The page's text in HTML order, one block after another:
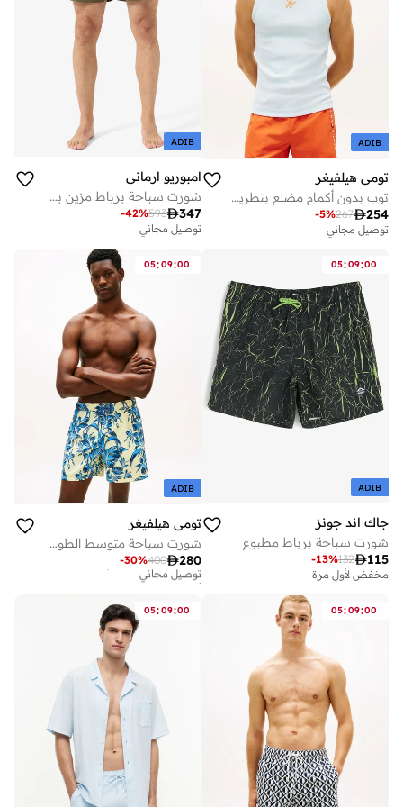
ADIB
تومي هيلفيغر
توب بدون أكمام مضلع بتطريز شعار
254
267
-5%
توصيل مجاني
ADIB
امبوريو ارماني
شورت سباحة برباط مزين بشعار الماركة
347
593
-42%
توصيل مجاني
05:09:00
ADIB
جاك اند جونز
شورت سباحة برباط مطبوع
115
132
-13%
مخفض لأول مرة
05:09:00
ADIB
تومي هيلفيغر
شورت سباحة متوسط الطول بطبعة
280
400
-30%
أفضل سعر لهذا العام
توصيل مجاني
أفضل سعر لهذا العام
05:09:00
05:09:00